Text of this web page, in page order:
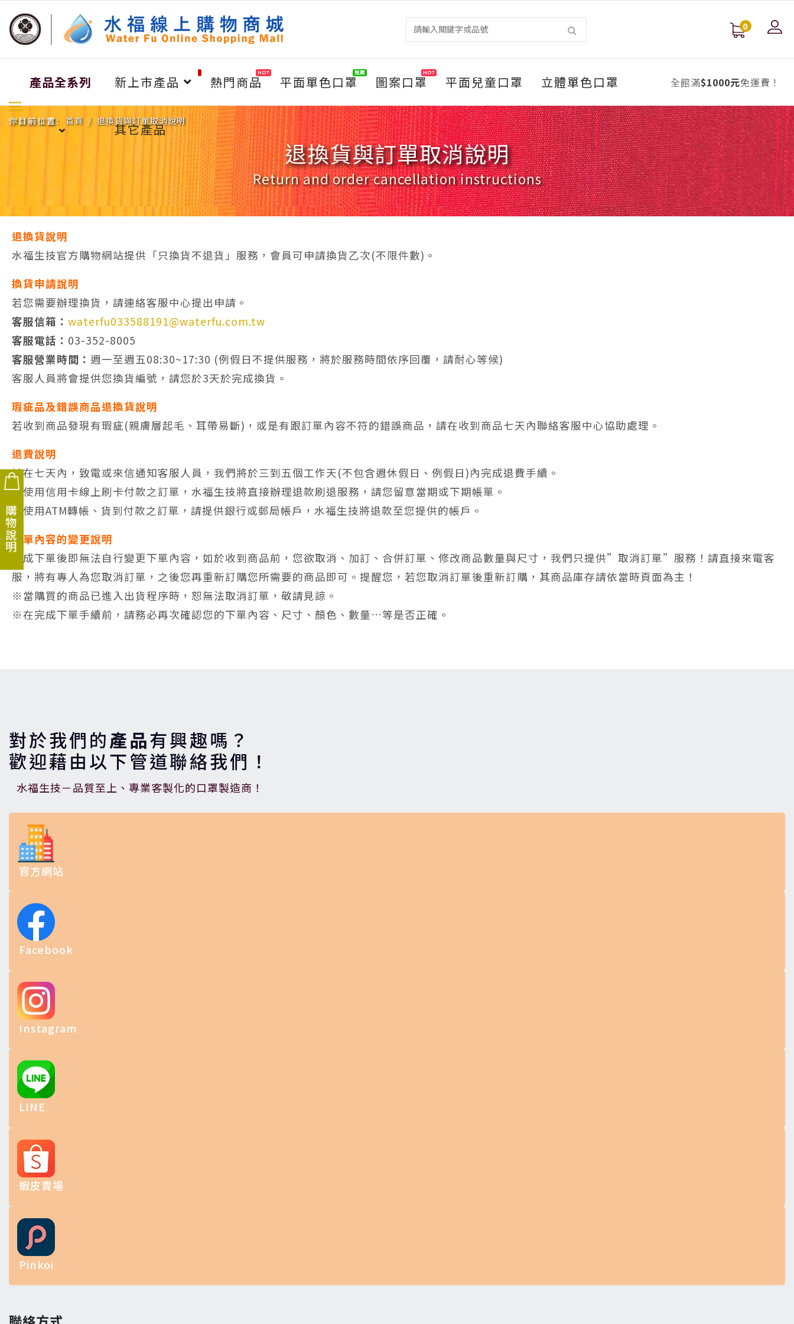
0
產品全系列 新上市產品 熱門商品
HOT
平面單色口罩
推薦
圖案口罩
HOT
平面兒童口罩 立體單色口罩
其它產品
全館滿$1000元免運費！
你目前位置: 首頁 退換貨與訂單取消說明
退換貨與訂單取消說明
Return and order cancellation instructions
退換貨說明
水福生技官方購物網站提供「只換貨不退貨」服務，會員可申請換貨乙次(不限件數)。
換貨申請說明
若您需要辦理換貨，請連絡客服中心提出申請。
客服信箱： waterfu033588191@waterfu.com.tw
客服電話： 03-352-8005
客服營業時間： 週一至週五08:30~17:30 (例假日不提供服務，將於服務時間依序回覆，請耐心等候)
客服人員將會提供您換貨編號，請您於3天於完成換貨。
瑕疵品及錯誤商品退換貨說明
若收到商品發現有瑕疵(親膚層起毛、耳帶易斷)，或是有跟訂單內容不符的錯誤商品，請在收到商品七天內聯絡客服中心協助處理。
退費說明
請在七天內，致電或來信通知客服人員，我們將於三到五個工作天(不包含週休假日、例假日)內完成退費手續。
※使用信用卡線上刷卡付款之訂單，水福生技將直接辦理退款刷退服務，請您留意當期或下期帳單。
※使用ATM轉帳、貨到付款之訂單，請提供銀行或郵局帳戶，水福生技將退款至您提供的帳戶。
下單內容的變更說明
完成下單後即無法自行變更下單內容，如於收到商品前，您欲取消、加訂、合併訂單、修改商品數量與尺寸，我們只提供”取消訂單”服務！請直接來電客
服，將有專人為您取消訂單，之後您再重新訂購您所需要的商品即可。提醒您，若您取消訂單後重新訂購，其商品庫存請依當時頁面為主！
※當購買的商品已進入出貨程序時，恕無法取消訂單，敬請見諒。
※在完成下單手續前，請務必再次確認您的下單內容、尺寸、顏色、數量…等是否正確。
對於我們的產品有興趣嗎？
歡迎藉由以下管道聯絡我們！
水福生技－品質至上、專業客製化的口罩製造商！
官方網站
Facebook
Instagram
LINE
蝦皮賣場
Pinkoi
購物說明